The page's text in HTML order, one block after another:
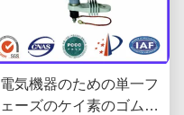
電気機器のための単一フ
ェーズのケイ素のゴム製